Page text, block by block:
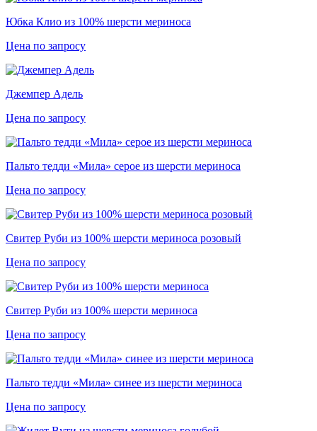
Юбка Клио из 100% шерсти мериноса
Цена по запросу
Джемпер Адель
Цена по запросу
Пальто тедди «Мила» серое из шерсти мериноса
Цена по запросу
Свитер Руби из 100% шерсти мериноса розовый
Цена по запросу
Свитер Руби из 100% шерсти мериноса
Цена по запросу
Пальто тедди «Мила» синее из шерсти мериноса
Цена по запросу